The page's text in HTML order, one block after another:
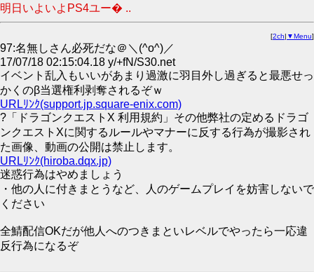
明日いよいよPS4ユー� ..
[2ch| ▼Menu]
97:名無しさん必死だな＠＼(^o^)／
17/07/18 02:15:04.18 y/+fN/S30.net
イベント乱入もいいがあまり過激に羽目外し過ぎると最悪せっ
かくのβ当選権利剥奪されるぞｗ
URLﾘﾝｸ(support.jp.square-enix.com)
?「ドラゴンクエストX 利用規約」その他弊社の定めるドラゴ
ンクエストXに関するルールやマナーに反する行為が撮影され
た画像、動画の公開は禁止します。
URLﾘﾝｸ(hiroba.dqx.jp)
迷惑行為はやめましょう
・他の人に付きまとうなど、人のゲームプレイを妨害しないで
ください
全鯖配信OKだが他人へのつきまといレベルでやったら一応違
反行為になるぞ